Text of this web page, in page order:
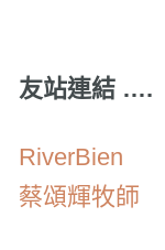
友站連結 ….
RiverBien
蔡頌輝牧師